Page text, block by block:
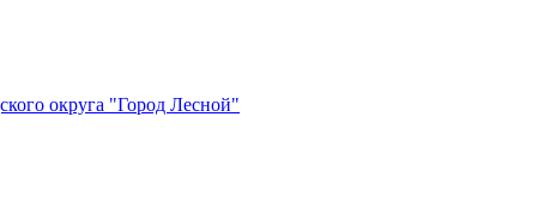
округа "Город Лесной"